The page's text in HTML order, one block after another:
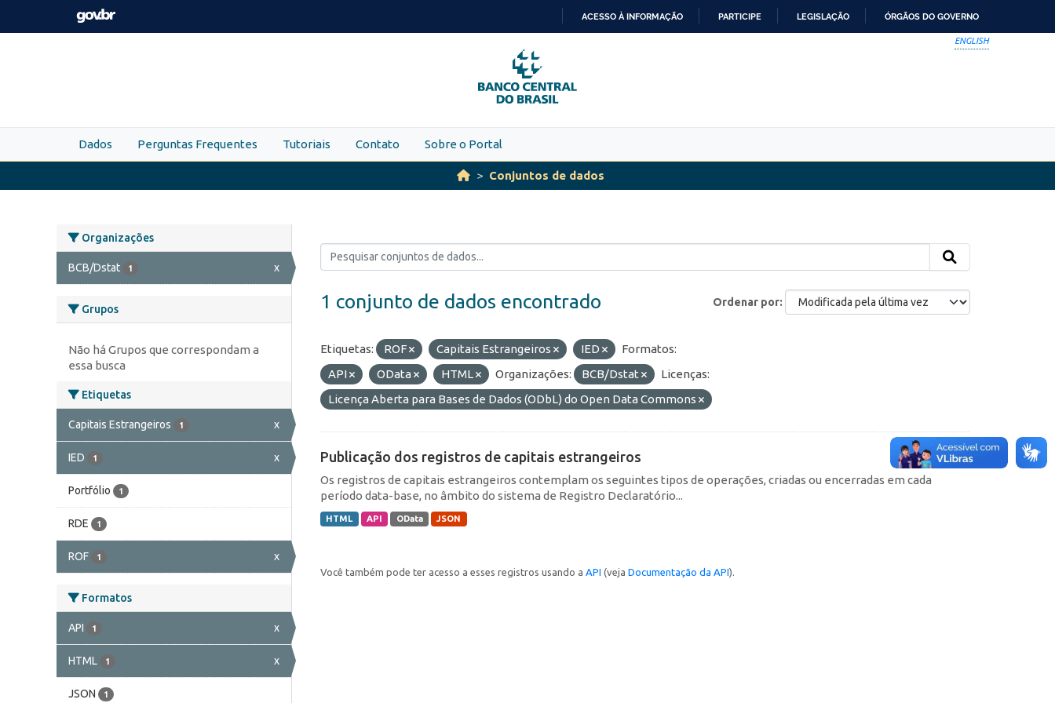
Skip to main content
PARA
O
CONTEÚDO
ACESSO À INFORMAÇÃO PARTICIPE LEGISLAÇÃO ÓRGÃOS DO GOVERNO
ENGLISH
Dados Perguntas Frequentes Tutoriais Contato Sobre o Portal
Conjuntos de dados
Organizações
BCB/Dstat 1 x
Grupos
Não há Grupos que correspondam a
essa busca
Etiquetas
Capitais Estrangeiros 1 x
IED 1 x
Portfólio 1
RDE 1
ROF 1 x
Formatos
API 1 x
HTML 1 x
JSON 1
Ordenar por
1 conjunto de dados encontrado
Etiquetas: ROF Capitais Estrangeiros IED
Formatos:
API
OData HTML Organizações: BCB/Dstat
Licenças:
Licença Aberta para Bases de Dados (ODbL) do Open Data Commons
Publicação dos registros de capitais estrangeiros
Os registros de capitais estrangeiros contemplam os seguintes tipos de operações, criadas ou encerradas em cada
período data-base, no âmbito do sistema de Registro Declaratório...
HTML API OData JSON
Você também pode ter acesso a esses registros usando a API (veja Documentação da API).